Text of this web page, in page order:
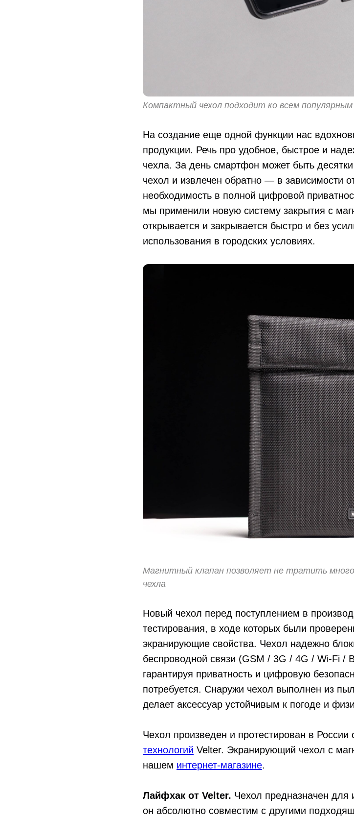
Компактный чехол подходит ко всем
На создание еще одной функции нас
продукции. Речь про удобное, быстрое и
чехла. За день смартфон может быть
чехол и извлечен обратно — в зависимости
необходимость в полной цифровой
мы применили новую систему закрытия с
открывается и закрывается быстро и без
использования в городских условиях.
Магнитный клапан позволяет не тратить
чехла
Новый чехол перед поступлением в
тестирования, в ходе которых были
экранирующие свойства. Чехол надежно
беспроводной связи (GSM / 3G / 4G / Wi-Fi /
гарантируя приватность и цифровую
потребуется. Снаружи чехол выполнен из
делает аксессуар устойчивым к погоде и
Чехол произведен и протестирован в
технологий Velter. Экранирующий чехол с
нашем интернет-магазине.
Лайфхак от Velter. Чехол предназначен для
он абсолютно совместим с другими